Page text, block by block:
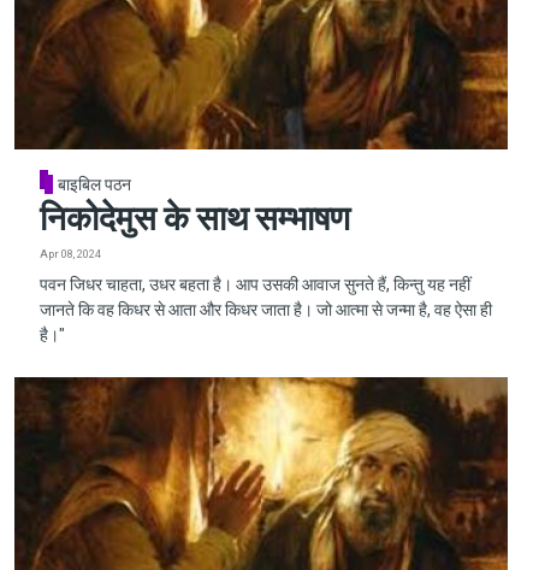
बाइबिल पठन
निकोदेमुस के साथ सम्भाषण
Apr 08, 2024
पवन जिधर चाहता, उधर बहता है। आप उसकी आवाज सुनते हैं, किन्तु यह नहीं
जानते कि वह किधर से आता और किधर जाता है। जो आत्मा से जन्मा है, वह ऐसा ही
है।"